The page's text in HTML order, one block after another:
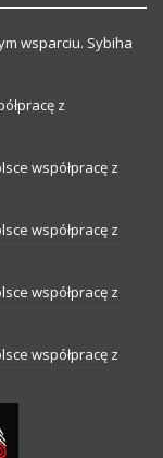
wsparciu. Sybiha
z
współpracę z
współpracę z
współpracę z
współpracę z